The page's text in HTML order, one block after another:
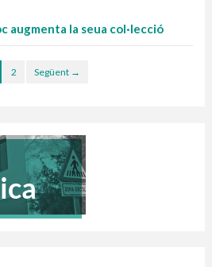
augmenta la seua col·lecció
2 Següent →